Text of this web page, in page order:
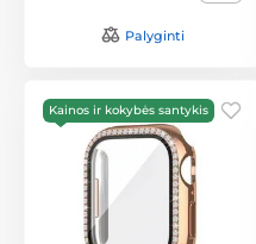
Palyginti
Kainos ir kokybės santykis